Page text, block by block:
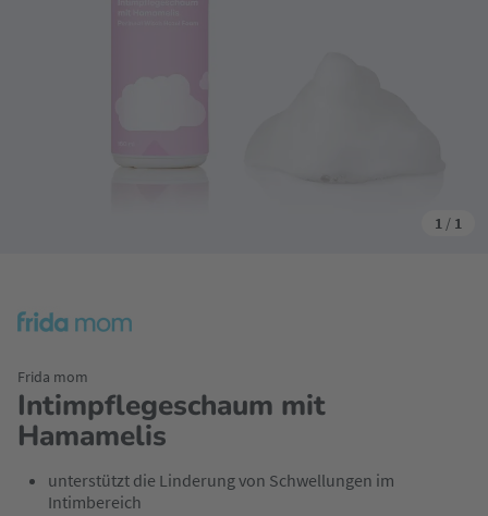
1 / 1
Intimpflegeschaum mit
Hamamelis
Frida mom
unterstützt die Linderung von Schwellungen im
Intimbereich